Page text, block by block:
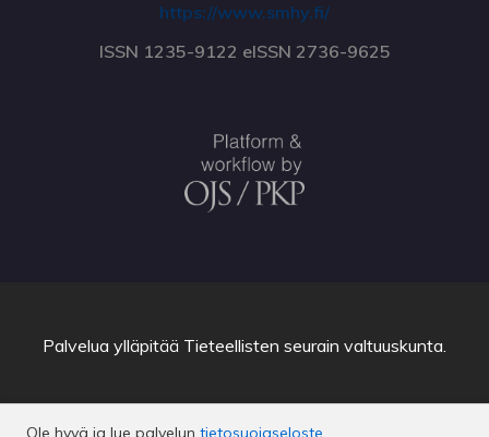
https://www.smhy.fi/
ISSN 1235-9122 eISSN 2736-9625
Ole hyvä ja lue palvelun tietosuojaseloste
Palvelua ylläpitää Tieteellisten seurain valtuuskunta